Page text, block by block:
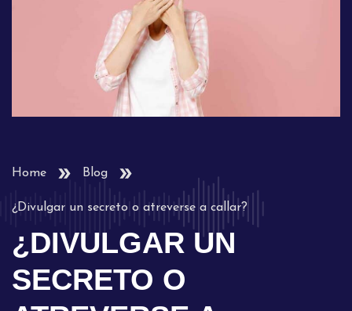
Home Blog
¿Divulgar un secreto o atreverse a callar?
¿DIVULGAR UN
SECRETO O